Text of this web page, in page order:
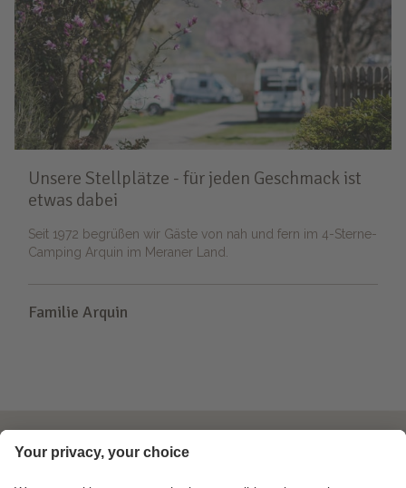
Unsere Stellplätze - für jeden Geschmack ist
etwas dabei
Seit 1972 begrüßen wir Gäste von nah und fern im 4-Sterne-
Camping Arquin im Meraner Land.
Familie Arquin
Info & Service